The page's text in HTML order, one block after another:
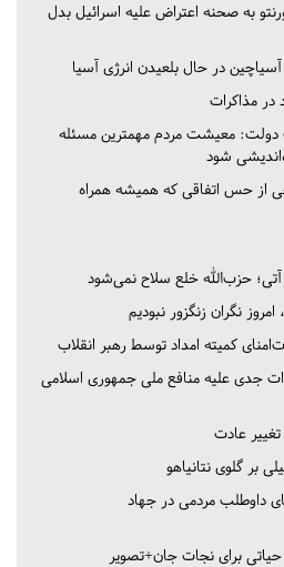
به صحنه اعتراض علیه اسرائیل بدل
در حال بلعیدن انرژی آسیا
در مذاکرات
دولت: معیشت مردم مهمترین مسئله
شود
از حس اتفاقی که همیشه همراه
آتی؛ حزب‌الله خلع سلاح نمی‌شود
نگران زنگزور نبودیم
کمیته امداد توسط رهبر انقلاب
جدی علیه منافع ملی جمهوری اسلامی
عادت
بر گلوی نتانیاهو
داوطلب مردمی در جهاد
برای نجات جان+تصویر